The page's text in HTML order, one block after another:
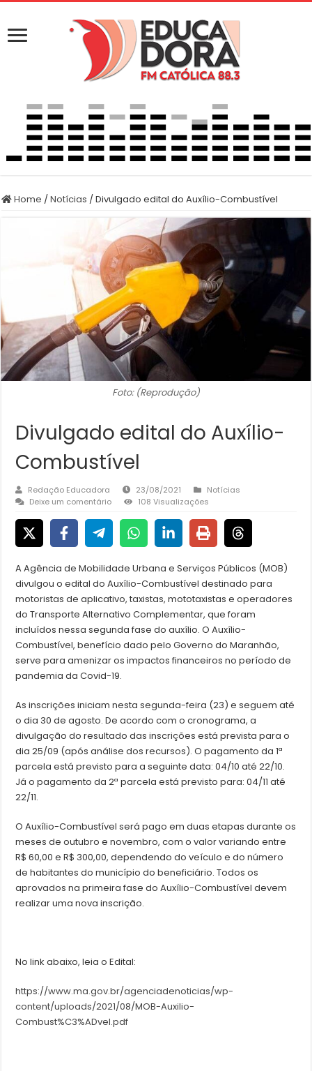
Home /Notícias /Divulgado edital do Auxílio-Combustível
Foto: (Reprodução)
Divulgado edital do Auxílio-
Combustível
Redação Educadora 23/08/2021
Notícias
Deixe um comentário
108 Visualizações
A Agência de Mobilidade Urbana e Serviços Públicos (MOB)
divulgou o edital do Auxílio-Combustível destinado para
motoristas de aplicativo, taxistas, mototaxistas e operadores
do Transporte Alternativo Complementar, que foram
incluídos nessa segunda fase do auxílio. O Auxílio-
Combustível, benefício dado pelo Governo do Maranhão,
serve para amenizar os impactos financeiros no período de
pandemia da Covid-19.
As inscrições iniciam nesta segunda-feira (23) e seguem até
o dia 30 de agosto. De acordo com o cronograma, a
divulgação do resultado das inscrições está prevista para o
dia 25/09 (após análise dos recursos). O pagamento da 1ª
parcela está previsto para a seguinte data: 04/10 até 22/10.
Já o pagamento da 2ª parcela está previsto para: 04/11 até
22/11.
O Auxílio-Combustível será pago em duas etapas durante os
meses de outubro e novembro, com o valor variando entre
R$ 60,00 e R$ 300,00, dependendo do veículo e do número
de habitantes do município do beneficiário. Todos os
aprovados na primeira fase do Auxílio-Combustível devem
realizar uma nova inscrição.
No link abaixo, leia o Edital:
https://www.ma.gov.br/agenciadenoticias/wp-
content/uploads/2021/08/MOB-Auxilio-
Combust%C3%ADvel.pdf